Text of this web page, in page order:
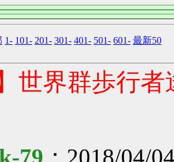
1- 101- 201- 301- 401- 501- 601- 最新50
】世界群歩行